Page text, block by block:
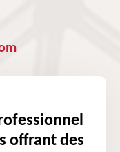
offrant des